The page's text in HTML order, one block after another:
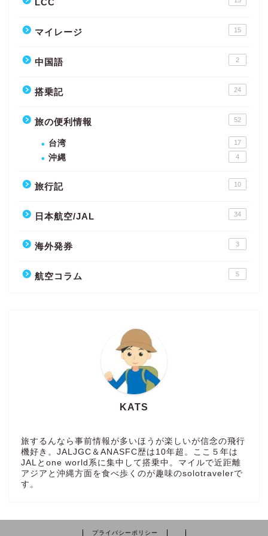
LCC
マイレージ 15
中国語 2
搭乗記 24
旅の便利情報 52
台湾 17
沖縄 4
旅行記 10
日本航空/JAL 34
海外発券 3
航空コラム 5
KATS
旅するんなら事前情報が多いほうが楽しいが信念の飛行
機好き。JALJGC＆ANASFC歴は10年超。ここ５年は
JALとone world系に集中して搭乗中。マイルで近距離
アジアと沖縄方面を食べ歩くのが趣味のsolotravelerで
す。
プライバシーポリシー